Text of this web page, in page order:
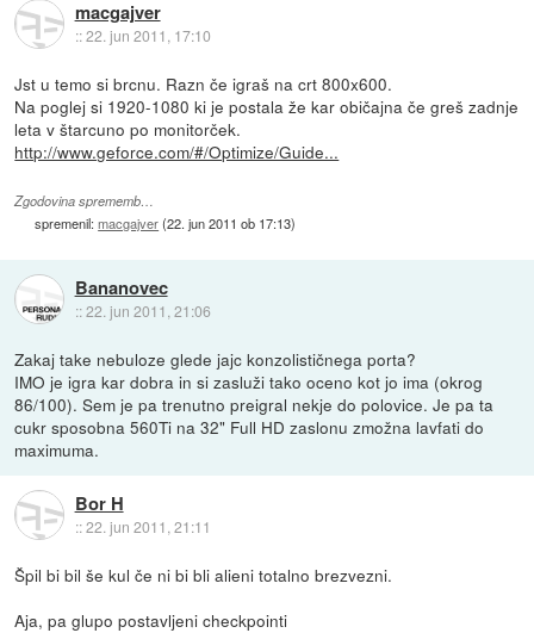
macgajver
::22. jun 2011, 17:10
Jst u temo si brcnu. Razn če igraš na crt 800x600.
Na poglej si 1920-1080 ki je postala že kar običajna če greš zadnje
leta v štarcuno po monitorček.
http://www.geforce.com/#/Optimize/Guide...
Zgodovina sprememb…
spremenil:macgajver(22. jun 2011 ob 17:13)
Bananovec
::22. jun 2011, 21:06
Zakaj take nebuloze glede jajc konzolističnega porta?
IMO je igra kar dobra in si zasluži tako oceno kot jo ima (okrog
86/100). Sem je pa trenutno preigral nekje do polovice. Je pa ta
cukr sposobna 560Ti na 32" Full HD zaslonu zmožna lavfati do
maximuma.
Bor H
::22. jun 2011, 21:11
Špil bi bil še kul če ni bi bli alieni totalno brezvezni.
Aja, pa glupo postavljeni checkpointi